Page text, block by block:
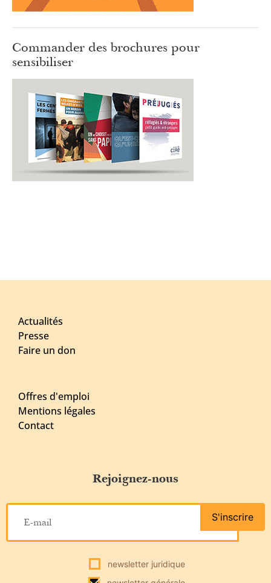
Commander des brochures pour
sensibiliser
Actualités
Presse
Faire un don
Offres d'emploi
Mentions légales
Contact
Rejoignez-nous
newsletter juridique
S'inscrire